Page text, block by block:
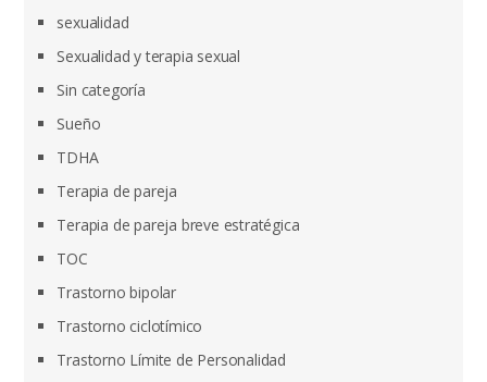
sexualidad
Sexualidad y terapia sexual
Sin categoría
Sueño
TDHA
Terapia de pareja
Terapia de pareja breve estratégica
TOC
Trastorno bipolar
Trastorno ciclotímico
Trastorno Límite de Personalidad